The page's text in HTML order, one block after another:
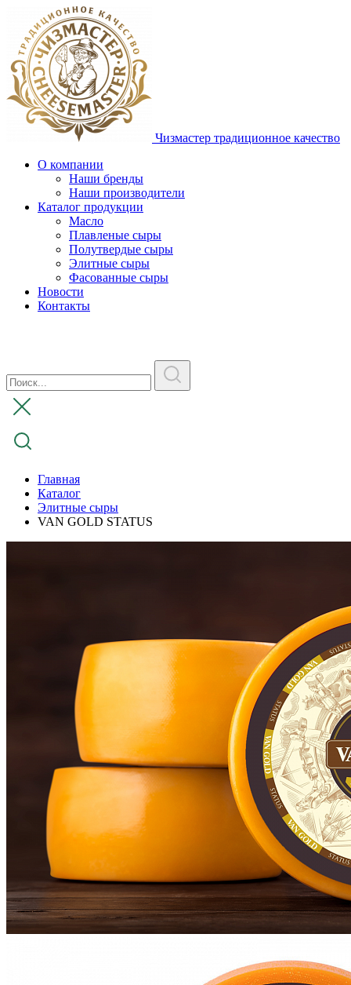
Чизмастер традиционное качество
О компании
Наши бренды
Наши производители
Каталог продукции
Масло
Плавленые сыры
Полутвердые сыры
Элитные сыры
Фасованные сыры
Новости
Контакты
Главная
Каталог
Элитные сыры
VAN GOLD STATUS